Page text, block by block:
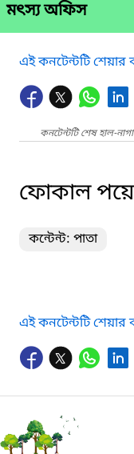
মৎস্য অফিস
এই কনটেন্টটি
কনটেন্টটি শেষ হাল-
ফোকাল
কন্টেন্ট: পাতা
এই কনটেন্টটি